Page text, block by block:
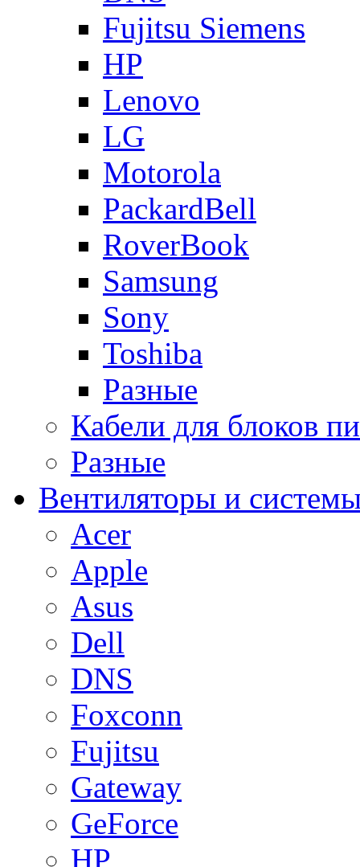
Fujitsu Siemens
HP
Lenovo
LG
Motorola
PackardBell
RoverBook
Samsung
Sony
Toshiba
Разные
Кабели для блоков
Разные
Вентиляторы и
Acer
Apple
Asus
Dell
DNS
Foxconn
Fujitsu
Gateway
GeForce
HP